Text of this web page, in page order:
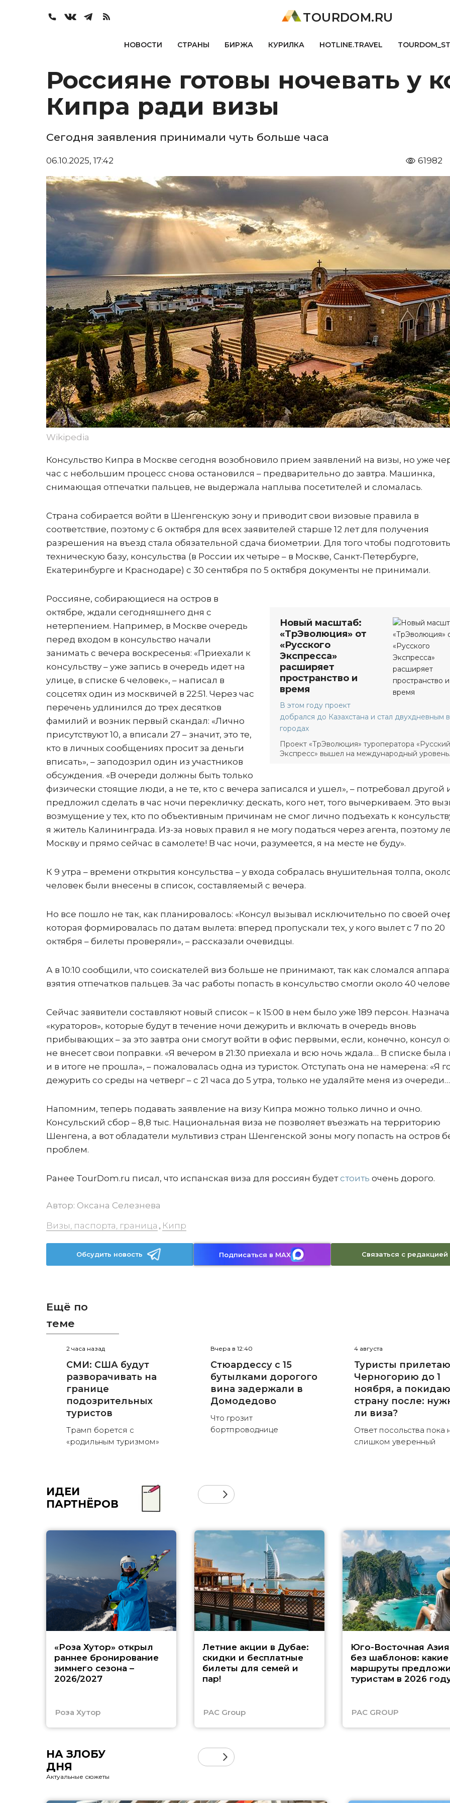
TOURDOM.RU
НОВОСТИ СТРАНЫ БИРЖА КУРИЛКА HOTLINE.TRAVEL
Россияне готовы ночевать у
Кипра ради визы
Сегодня заявления принимали чуть больше часа
06.10.2025, 17:42 61982
Wikipedia
Консульство Кипра в Москве сегодня возобновило прием заявлений на визы, но уже
час с небольшим процесс снова остановился – предварительно до завтра. Машинка,
снимающая отпечатки пальцев, не выдержала наплыва посетителей и сломалась.
Страна собирается войти в Шенгенскую зону и приводит свои визовые правила в
соответствие, поэтому с 6 октября для всех заявителей старше 12 лет для получения
разрешения на въезд стала обязательной сдача биометрии. Для того чтобы подготовить
техническую базу, консульства (в России их четыре – в Москве, Санкт-Петербурге,
Екатеринбурге и Краснодаре) с 30 сентября по 5 октября документы не принимали.
Новый масштаб:
«ТрЭволюция» от
«Русского
Экспресса»
расширяет
пространство и
время
В этом году проект
добрался до Казахстана и стал двухдневным
городах
Проект «ТрЭволюция» туроператора «Русский
Экспресс» вышел на международный уровень.
Россияне, собирающиеся на остров в
октябре, ждали сегодняшнего дня с
нетерпением. Например, в Москве очередь
перед входом в консульство начали
занимать с вечера воскресенья: «Приехали к
консульству – уже запись в очередь идет на
улице, в списке 6 человек», – написал в
соцсетях один из москвичей в 22:51. Через час
перечень удлинился до трех десятков
фамилий и возник первый скандал: «Лично
присутствуют 10, а вписали 27 – значит, это те,
кто в личных сообщениях просит за деньги
вписать», – заподозрил один из участников
обсуждения. «В очереди должны быть только
физически стоящие люди, а не те, кто с вечера записался и ушел», – потребовал другой
предложил сделать в час ночи перекличку: дескать, кого нет, того вычеркиваем. Это
возмущение у тех, кто по объективным причинам не смог лично подъехать к
я житель Калининграда. Из-за новых правил я не могу податься через агента, поэтому
Москву и прямо сейчас в самолете! В час ночи, разумеется, я на месте не буду».
К 9 утра – времени открытия консульства – у входа собралась внушительная толпа,
человек были внесены в список, составляемый с вечера.
Но все пошло не так, как планировалось: «Консул вызывал исключительно по своей
которая формировалась по датам вылета: вперед пропускали тех, у кого вылет с 7 по 20
октября – билеты проверяли», – рассказали очевидцы.
А в 10:10 сообщили, что соискателей виз больше не принимают, так как сломался
взятия отпечатков пальцев. За час работы попасть в консульство смогли около 40
Сейчас заявители составляют новый список – к 15:00 в нем было уже 189 персон.
«кураторов», которые будут в течение ночи дежурить и включать в очередь вновь
прибывающих – за это завтра они смогут войти в офис первыми, если, конечно, консул
не внесет свои поправки. «Я вечером в 21:30 приехала и всю ночь ждала… В списке была
и в итоге не прошла», – пожаловалась одна из туристок. Отступать она не намерена: «Я
дежурить со среды на четверг – с 21 часа до 5 утра, только не удаляйте меня из
Напомним, теперь подавать заявление на визу Кипра можно только лично и очно.
Консульский сбор – 8,8 тыс. Национальная виза не позволяет въезжать на территорию
Шенгена, а вот обладатели мультивиз стран Шенгенской зоны могу попасть на остров
проблем.
Ранее TourDom.ru писал, что испанская виза для россиян будетстоить очень дорого.
Автор: Оксана Селезнева
Визы, паспорта, граница , Кипр
Обсудить новость Подписаться в MAX Связаться с редакцией
Ещё по
теме
2 часа назад
СМИ: США будут
разворачивать на
границе
подозрительных
туристов
Трамп борется с
«родильным туризмом»
Вчера в 12:40
Стюардессу с 15
бутылками дорогого
вина задержали в
Домодедово
Что грозит
бортпроводнице
4 августа
Туристы
Черногорию до 1
ноября, а
страну после:
ли виза?
Ответ посольства пока
слишком уверенный
ИДЕИ
ПАРТНЁРОВ
«Роза Хутор» открыл
раннее бронирование
зимнего сезона –
2026/2027
Роза Хутор
Летние акции в Дубае:
скидки и бесплатные
билеты для семей и
пар!
PAC Group
Юго-Восточная Азия
без шаблонов: какие
маршруты
туристам в 2026
PAC GROUP
НА ЗЛОБУ
ДНЯ
Актуальные сюжеты